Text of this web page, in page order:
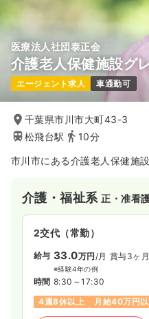
医療法人社団泰正会
介護老人保健施設グ
エージェント求人 車通勤可
千葉県市川市大町43-3
松飛台駅
10分
市川市にある介護老人保健施
介護・福祉系正・准看
2交代（常勤）
給与 33.0万円 /月 賞与3ヶ月
※経験4年の例
時間 8:30～17:30
4週8休以上
月給40万円